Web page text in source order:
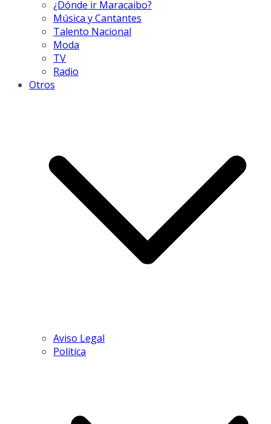
¿Dónde ir Maracaibo?
Música y Cantantes
Talento Nacional
Moda
TV
Radio
Otros
Aviso Legal
Política